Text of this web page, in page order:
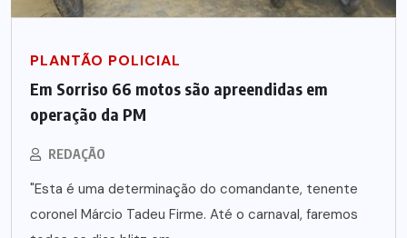
PLANTÃO POLICIAL
Em Sorriso 66 motos são apreendidas em
operação da PM
REDAÇÃO
"Esta é uma determinação do comandante, tenente
coronel Márcio Tadeu Firme. Até o carnaval, faremos